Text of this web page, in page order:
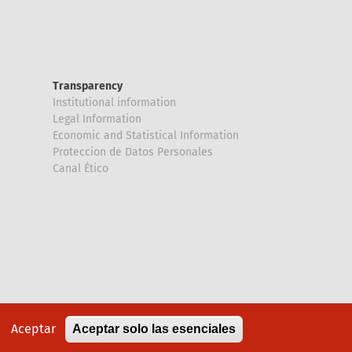
Transparency
Institutional information
Legal Information
Economic and Statistical Information
Proteccion de Datos Personales
Canal Ético
Aceptar Aceptar solo las esenciales